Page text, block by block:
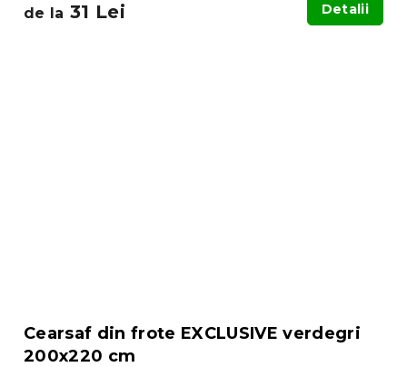
de la 31 Lei Detalii
Cearsaf din frote EXCLUSIVE verdegri
200x220 cm